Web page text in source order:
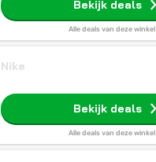
Bekijk deals
Alle deals van deze winkel
Nike
Bekijk deals
Alle deals van deze winkel